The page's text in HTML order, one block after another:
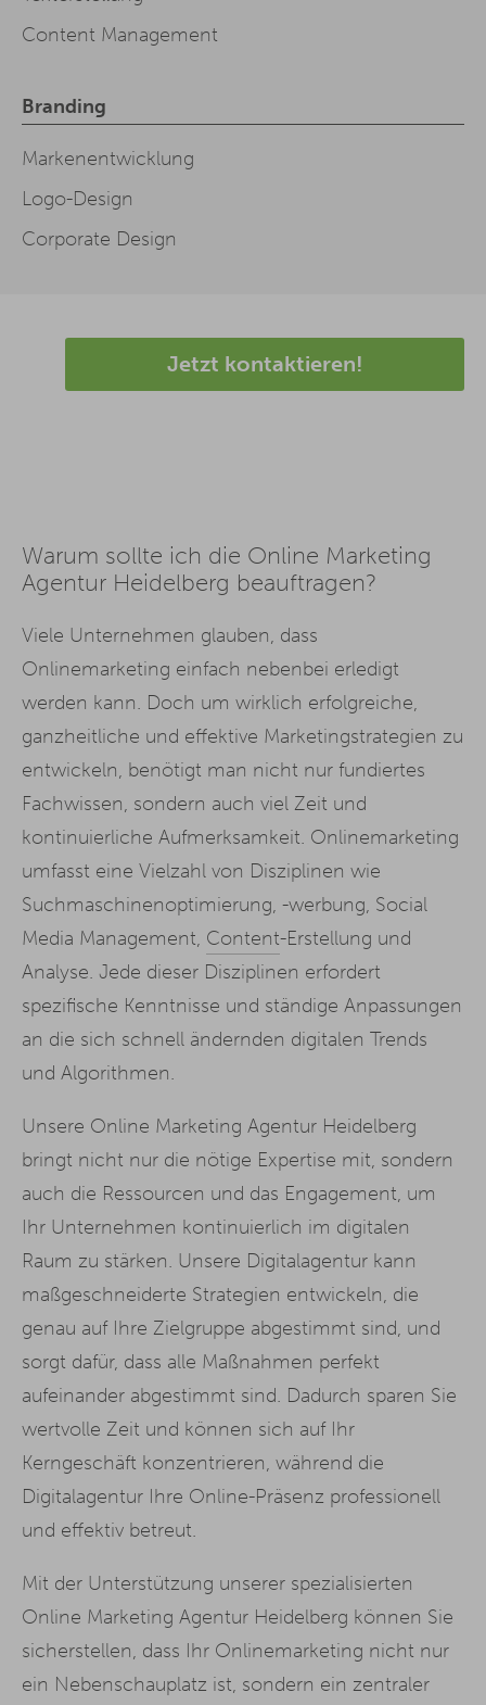
Content Management
Branding
Markenentwicklung
Logo-Design
Corporate Design
Jetzt kontaktieren!
Warum sollte ich die Online Marketing
Agentur Heidelberg beauftragen?
Viele Unternehmen glauben, dass
Onlinemarketing einfach nebenbei erledigt
werden kann. Doch um wirklich erfolgreiche,
ganzheitliche und effektive Marketingstrategien zu
entwickeln, benötigt man nicht nur fundiertes
Fachwissen, sondern auch viel Zeit und
kontinuierliche Aufmerksamkeit. Onlinemarketing
umfasst eine Vielzahl von Disziplinen wie
Suchmaschinenoptimierung, -werbung, Social
Media Management, Content-Erstellung und
Analyse. Jede dieser Disziplinen erfordert
spezifische Kenntnisse und ständige Anpassungen
an die sich schnell ändernden digitalen Trends
und Algorithmen.
Unsere Online Marketing Agentur Heidelberg
bringt nicht nur die nötige Expertise mit, sondern
auch die Ressourcen und das Engagement, um
Ihr Unternehmen kontinuierlich im digitalen
Raum zu stärken. Unsere Digitalagentur kann
maßgeschneiderte Strategien entwickeln, die
genau auf Ihre Zielgruppe abgestimmt sind, und
sorgt dafür, dass alle Maßnahmen perfekt
aufeinander abgestimmt sind. Dadurch sparen Sie
wertvolle Zeit und können sich auf Ihr
Kerngeschäft konzentrieren, während die
Digitalagentur Ihre Online-Präsenz professionell
und effektiv betreut.
Mit der Unterstützung unserer spezialisierten
Online Marketing Agentur Heidelberg können Sie
sicherstellen, dass Ihr Onlinemarketing nicht nur
ein Nebenschauplatz ist, sondern ein zentraler